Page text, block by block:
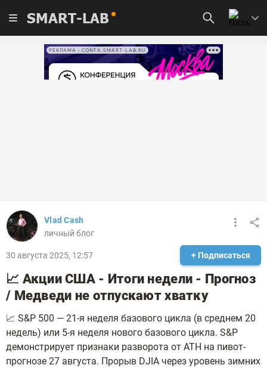
SMART-LAB
РЕКЛАМА • CONFA.SMART-LAB.RU
Vlad Cash
личный блог
30 августа 2025, 12:57 + Подписаться
📈 Акции США - Итоги недели - Прогноз
/ Медведи не отпускают хватку
📈 S&P 500 — 21-я неделя базового цикла (в среднем 20
недель) или 5-я неделя нового базового цикла. S&P
демонстрирует признаки разворота от ATH на пивот-
прогнозе 27 августа. Прорыв DJIA через уровень зимних